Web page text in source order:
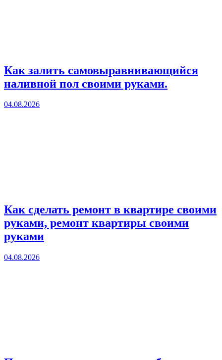
Как залить самовыравнивающийся
наливной пол своими руками.
04.08.2026
Как сделать ремонт в квартире своими
руками, ремонт квартиры своими
руками
04.08.2026